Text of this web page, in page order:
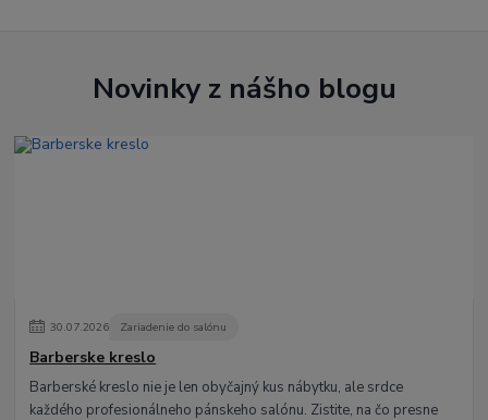
Novinky z nášho blogu
30.07.2026 Zariadenie do salónu
Barberske kreslo
Barberské kreslo nie je len obyčajný kus nábytku, ale srdce
každého profesionálneho pánskeho salónu. Zistite, na čo presne